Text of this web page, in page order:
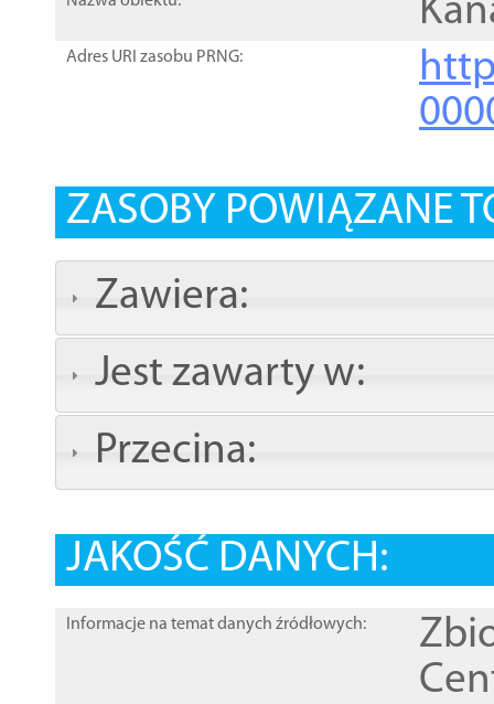
Adres URI zasobu PRNG:
ZASOBY POWIĄZANE
Zawiera:
Jest zawarty w:
Przecina:
JAKOŚĆ DANYCH:
Informacje na temat danych źródłowych: